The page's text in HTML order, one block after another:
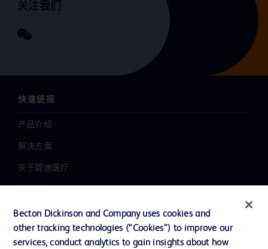
关注我们
快速链接
产品介绍
解决方案
关于碧迪医疗
职业发展
联系我们
Becton Dickinson and Company uses cookies and
other tracking technologies (“Cookies”) to improve our
services, conduct analytics to gain insights about how